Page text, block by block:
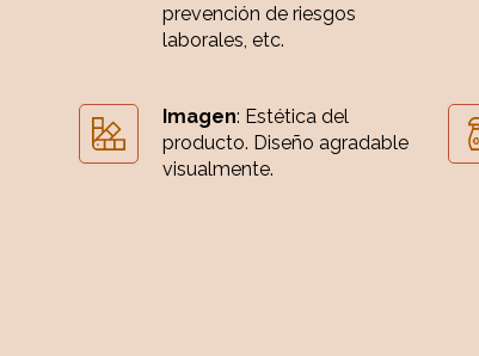
prevención de riesgos
laborales, etc.
Imagen: Estética del
producto. Diseño agradable
visualmente.